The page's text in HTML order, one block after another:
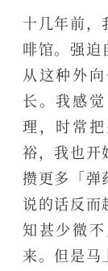
十几年前，
啡馆。强迫
从这种外
长。我感
理，时常
裕，我也开
攒更多「弹
说的话反而
知甚少微
来。但是马